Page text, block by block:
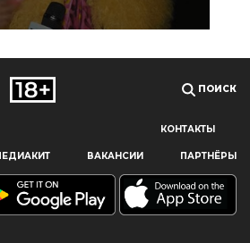
cookie и похожие технологии,
персонализированную
предпочтения в области
ПОИСК
КОНТАКТЫ
ВАКАНСИИ ПАРТНЁРЫ